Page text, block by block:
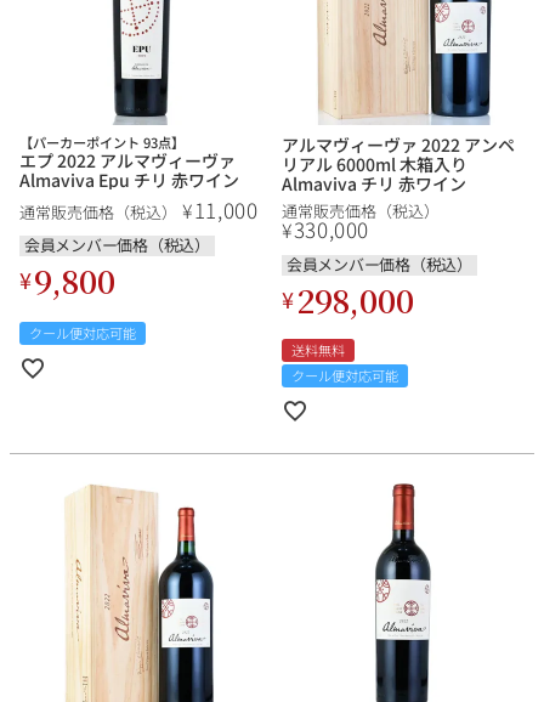
【パーカーポイント 93点】
エプ 2022 アルマヴィーヴァ
Almaviva Epu チリ 赤ワイン
通常販売価格（税込） ¥11,000
会員メンバー価格（税込）
¥9,800
クール便対応可能
アルマヴィーヴァ 2022 アンペ
リアル 6000ml 木箱入り
Almaviva チリ 赤ワイン
通常販売価格（税込）
¥330,000
会員メンバー価格（税込）
¥298,000
送料無料
クール便対応可能